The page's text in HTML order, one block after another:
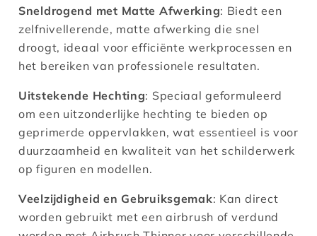
Sneldrogend met Matte Afwerking: Biedt een
zelfnivellerende, matte afwerking die snel
droogt, ideaal voor efficiënte werkprocessen en
het bereiken van professionele resultaten.
Uitstekende Hechting: Speciaal geformuleerd
om een uitzonderlijke hechting te bieden op
geprimerde oppervlakken, wat essentieel is voor
duurzaamheid en kwaliteit van het schilderwerk
op figuren en modellen​.
Veelzijdigheid en Gebruiksgemak: Kan direct
worden gebruikt met een airbrush of verdund